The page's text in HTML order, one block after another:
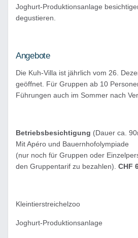
Joghurt-Produktionsanlage
degustieren.
Angebote
Die Kuh-Villa ist jährlich vom 26.
geöffnet. Für Gruppen ab 10
Führungen auch im Sommer nach
Betriebsbesichtigung (Dauer ca.
Mit Apéro und Bauernhofolympiade
(nur noch für Gruppen oder
den Gruppentarif zu bezahlen). CHF
Kleintierstreichelzoo
Joghurt-Produktionsanlage